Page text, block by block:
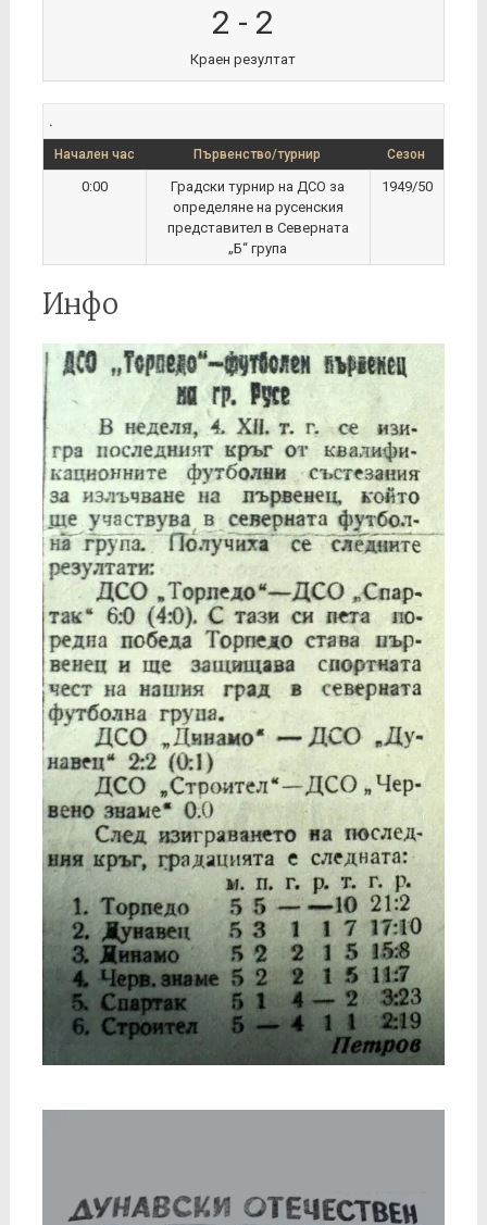
2 - 2
Краен резултат
.
Начален час Първенство/турнир Сезон
0:00
Градски турнир на ДСО за
определяне на русенския
представител в Северната
„Б“ група
1949/50
Инфо